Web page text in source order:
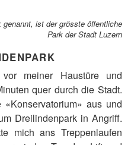
ist der grösste öffentliche
Park der Stadt Luzern
meiner Haustüre und
quer durch die Stadt.
aus und
Dreilindenpark in Angriff.
mich ans Treppenlaufen